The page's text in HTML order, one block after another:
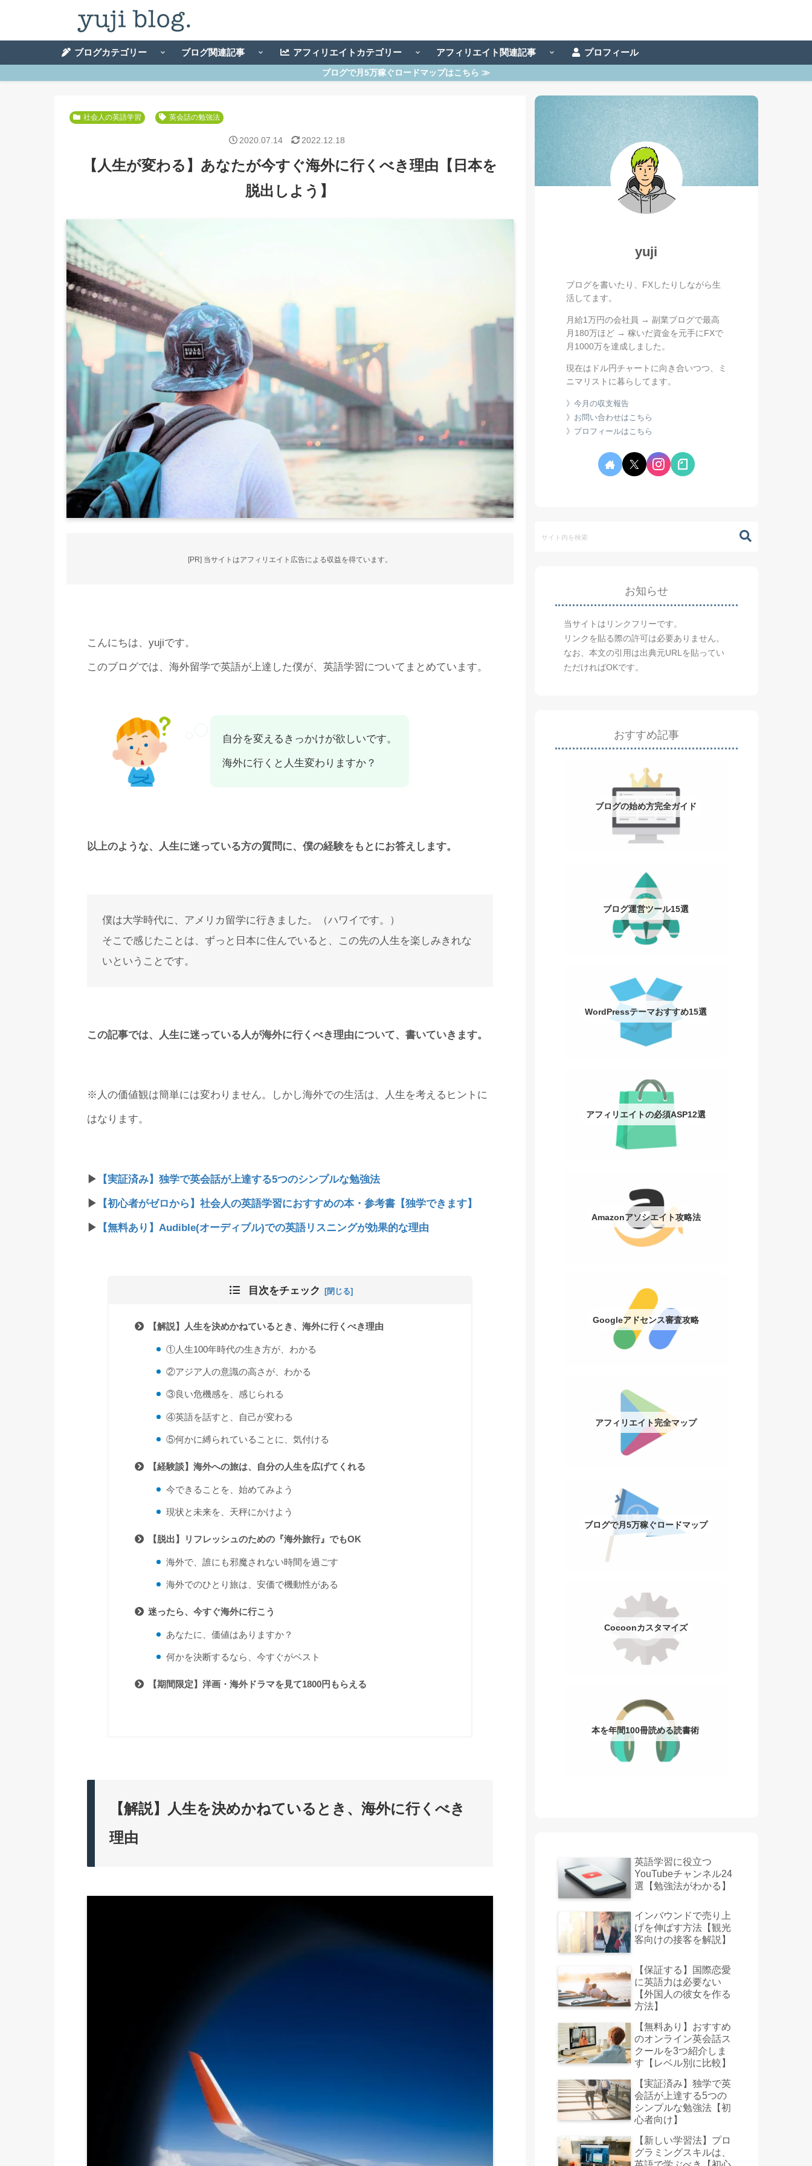
ブログカテゴリー ブログ関連記事 アフィリエイトカテゴリー アフィリエイト関連記事 プロフィール
ブログで月5万稼ぐロードマップはこちら ≫
社会人の英語学習 英会話の勉強法
【人生が変わる】あなたが今すぐ海外に行くべき理由【日本を
脱出しよう】
2020.07.14 2022.12.18
[PR] 当サイトはアフィリエイト広告による収益を得ています。
こんにちは、yujiです。
このブログでは、海外留学で英語が上達した僕が、英語学習についてまとめています。
自分を変えるきっかけが欲しいです。
海外に行くと人生変わりますか？
以上のような、人生に迷っている方の質問に、僕の経験をもとにお答えします。
僕は大学時代に、アメリカ留学に行きました。（ハワイです。）
そこで感じたことは、ずっと日本に住んでいると、この先の人生を楽しみきれな
いということです。
この記事では、人生に迷っている人が海外に行くべき理由について、書いていきます。
※人の価値観は簡単には変わりません。しかし海外での生活は、人生を考えるヒントに
はなります。
▶ 【実証済み】独学で英会話が上達する5つのシンプルな勉強法
▶ 【初心者がゼロから】社会人の英語学習におすすめの本・参考書【独学できます】
▶ 【無料あり】Audible(オーディブル)での英語リスニングが効果的な理由
目次をチェック
【解説】人生を決めかねているとき、海外に行くべき理由
①人生100年時代の生き方が、わかる
②アジア人の意識の高さが、わかる
③良い危機感を、感じられる
④英語を話すと、自己が変わる
⑤何かに縛られていることに、気付ける
【経験談】海外への旅は、自分の人生を広げてくれる
今できることを、始めてみよう
現状と未来を、天秤にかけよう
【脱出】リフレッシュのための『海外旅行』でもOK
海外で、誰にも邪魔されない時間を過ごす
海外でのひとり旅は、安価で機動性がある
迷ったら、今すぐ海外に行こう
あなたに、価値はありますか？
何かを決断するなら、今すぐがベスト
【期間限定】洋画・海外ドラマを見て1800円もらえる
【解説】人生を決めかねているとき、海外に行くべき
理由
yuji
ブログを書いたり、FXしたりしながら生
活してます。
月給1万円の会社員 → 副業ブログで最高
月180万ほど → 稼いだ資金を元手にFXで
月1000万を達成しました。
現在はドル円チャートに向き合いつつ、ミ
ニマリストに暮らしてます。
》今月の収支報告
》お問い合わせはこちら
》プロフィールはこちら
お知らせ
当サイトはリンクフリーです。
リンクを貼る際の許可は必要ありません。
なお、本文の引用は出典元URLを貼ってい
ただければOKです。
おすすめ記事
ブログの始め方完全ガイド
ブログ運営ツール15選
WordPressテーマおすすめ15選
アフィリエイトの必須ASP12選
Amazonアソシエイト攻略法
Googleアドセンス審査攻略
アフィリエイト完全マップ
ブログで月5万稼ぐロードマップ
Cocoonカスタマイズ
本を年間100冊読める読書術
英語学習に役立つ
YouTubeチャンネル24
選【勉強法がわかる】
インバウンドで売り上
げを伸ばす方法【観光
客向けの接客を解説】
【保証する】国際恋愛
に英語力は必要ない
【外国人の彼女を作る
方法】
【無料あり】おすすめ
のオンライン英会話ス
クールを3つ紹介しま
す【レベル別に比較】
【実証済み】独学で英
会話が上達する5つの
シンプルな勉強法【初
心者向け】
【新しい学習法】プロ
グラミングスキルは、